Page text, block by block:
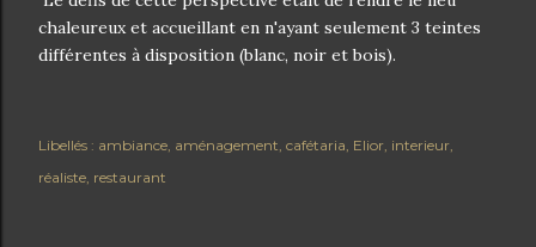
chaleureux et accueillant en n'ayant seulement 3 teintes
différentes à disposition (blanc, noir et bois).
Libellés : ambiance aménagement cafétaria Elior interieur
réaliste restaurant